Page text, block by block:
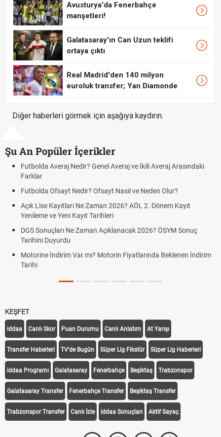
Avusturya'da Fenerbahçe
manşetleri!
Galatasaray'ın Can Uzun teklifi
ortaya çıktı
Real Madrid'den 140 milyon
euroluk transfer; Yan Diamonde
Diğer haberleri görmek için aşağıya kaydırın.
Şu An Popüler İçerikler
Futbolda Averaj Nedir? Genel Averaj ve İkili Averaj Arasındaki
Farklar
Futbolda Ofsayt Nedir? Ofsayt Nasıl ve Neden Olur?
Açık Lise Kayıtları Ne Zaman 2026? AÖL 2. Dönem Kayıt
Yenileme ve Yeni Kayıt Tarihleri
DGS Sonuçları Ne Zaman Açıklanacak 2026? ÖSYM Sonuç
Tarihini Duyurdu
Motorine İndirim Var mı? Motorin Fiyatlarında Beklenen İndirim
Tarihi
KEŞFET
iddaa Canlı Skor Puan Durumu Canlı Anlatım At Yarışı
Transfer Haberleri TV'de Bugün Süper Lig Fikstür Süper Lig Haberleri
iddaa Programı Galatasaray Fenerbahçe Beşiktaş Trabzonspor
Galatasaray Transfer Fenerbahçe Transfer Beşiktaş Transfer
Trabzonspor Transfer Canlı İzle iddaa Sonuçları Aktif Sayaç